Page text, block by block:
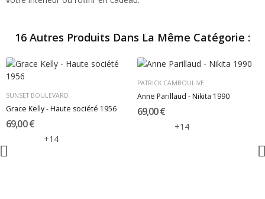
16 Autres Produits Dans La Même Catégorie :
SUNSET BOULEVARD
Grace Kelly - Haute société 1956
69,00 €
+14
PATRICK CAMBOULIVE
Anne Parillaud - Nikita 1990
69,00 €
+14